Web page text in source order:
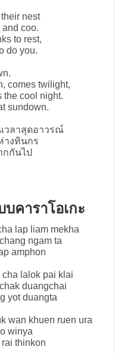
nest
coo.
to rest,
do you.
comes twilight,
the cool night.
sundown.
วลาสุดอาวรณ์
างทินกร
กกันไป
บคาราโอเกะ
lap liam mekha
ngam ta
amphon
lalok pai klai
duangchai
yot duangta
wan khuen ruen ura
winya
thinkon